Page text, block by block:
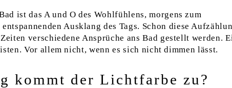
ist das A und O des Wohlfühlens, morgens zum
Ausklang des Tags. Schon diese
verschiedene Ansprüche ans Bad gestellt werden.
Vor allem nicht, wenn es sich nicht dimmen lässt.
kommt der Lichtfarbe zu?